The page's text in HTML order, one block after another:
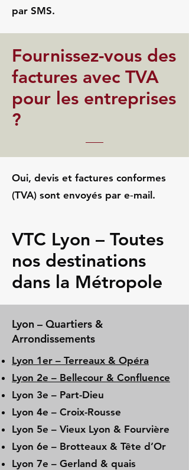
par SMS.
Fournissez-vous des
factures avec TVA
pour les entreprises
?
Oui, devis et factures conformes
(TVA) sont envoyés par e‑mail.
VTC Lyon – Toutes
nos destinations
dans la Métropole
Lyon – Quartiers &
Arrondissements
Lyon 1er – Terreaux & Opéra
Lyon 2e – Bellecour & Confluence
Lyon 3e – Part-Dieu
Lyon 4e – Croix-Rousse
Lyon 5e – Vieux Lyon & Fourvière
Lyon 6e – Brotteaux & Tête d’Or
Lyon 7e – Gerland & quais